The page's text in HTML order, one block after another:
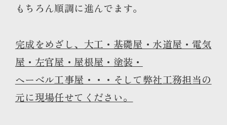
もちろん順調に進んでます。
完成をめざし、大工・基礎屋・水道屋・電気
屋・左官屋・屋根屋・塗装・
ヘーベル工事屋・・・そして弊社工務担当の
元に現場任せてください。